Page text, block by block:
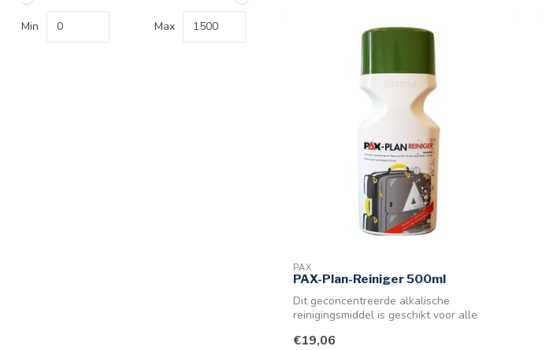
Min Max
PAX
PAX-Plan-Reiniger 500ml
Dit geconcentreerde alkalische
reinigingsmiddel is geschikt voor alle
€19,06